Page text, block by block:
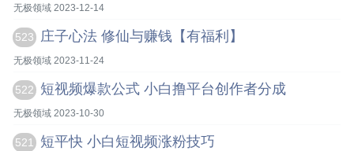
无极领域 2023-12-14
523 庄子心法 修仙与赚钱【有福利】
无极领域 2023-11-24
522 短视频爆款公式 小白撸平台创作者分成
无极领域 2023-10-30
521 短平快 小白短视频涨粉技巧